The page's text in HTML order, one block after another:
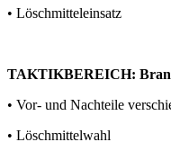
• Löschmitteleinsatz
TAKTIKBEREICH:
• Vor- und Nachteile
• Löschmittelwahl